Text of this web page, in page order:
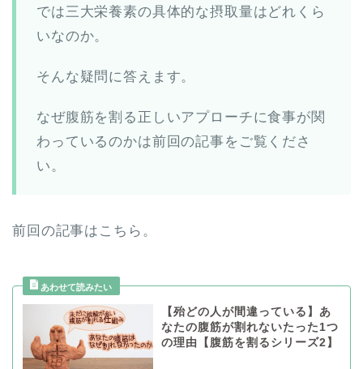
では三大栄養素の具体的な摂取量はどれくら
いなのか。
そんな疑問に答えます。
なぜ腹筋を割る正しいアプローチに食事が関
わっているのかは前回の記事をご覧くださ
い。
前回の記事はこちら。
【殆どの人が間違っている】あ
なたの腹筋が割れないたった1つ
の理由【腹筋を割るシリーズ2】